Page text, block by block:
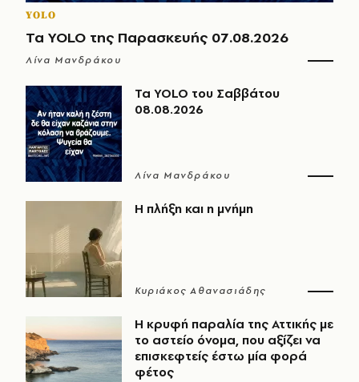
YOLO
Τα YOLO της Παρασκευής 07.08.2026
Λίνα Μανδράκου
Τα YOLO του Σαββάτου
08.08.2026
Λίνα Μανδράκου
Η πλήξη και η μνήμη
Κυριάκος Αθανασιάδης
Η κρυφή παραλία της Αττικής με
το αστείο όνομα, που αξίζει να
επισκεφτείς έστω μία φορά
φέτος